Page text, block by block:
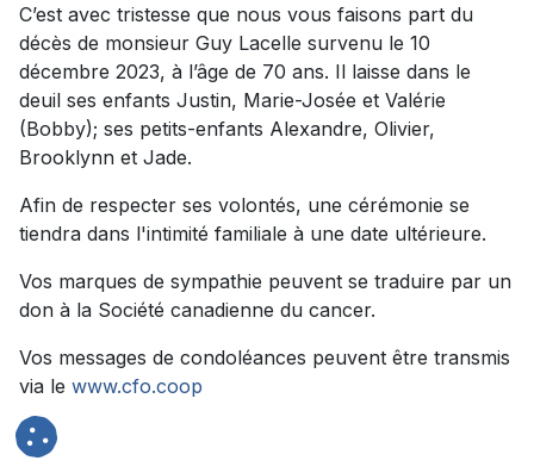
C’est avec tristesse que nous vous faisons part du
décès de monsieur Guy Lacelle survenu le 10
décembre 2023, à l’âge de 70 ans. Il laisse dans le
deuil ses enfants Justin, Marie-Josée et Valérie
(Bobby); ses petits-enfants Alexandre, Olivier,
Brooklynn et Jade.
Afin de respecter ses volontés, une cérémonie se
tiendra dans l'intimité familiale à une date ultérieure.
Vos marques de sympathie peuvent se traduire par un
don à la Société canadienne du cancer.
Vos messages de condoléances peuvent être transmis
via le www.cfo.coop